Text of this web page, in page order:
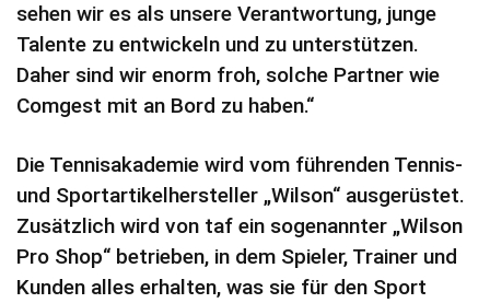
sehen wir es als unsere Verantwortung, junge
Talente zu entwickeln und zu unterstützen.
Daher sind wir enorm froh, solche Partner wie
Comgest mit an Bord zu haben.“
Die Tennisakademie wird vom führenden Tennis-
und Sportartikelhersteller „Wilson“ ausgerüstet.
Zusätzlich wird von taf ein sogenannter „Wilson
Pro Shop“ betrieben, in dem Spieler, Trainer und
Kunden alles erhalten, was sie für den Sport